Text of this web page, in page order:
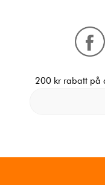
200 kr rabatt på